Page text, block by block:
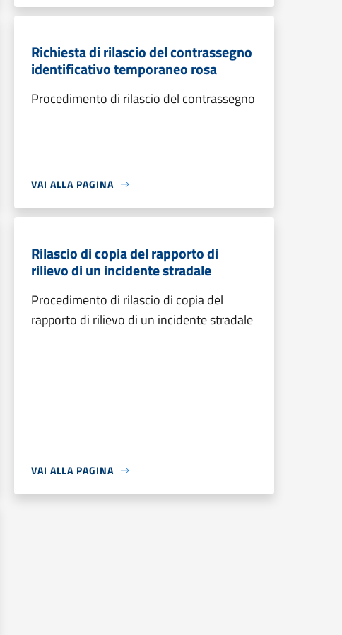
Richiesta di rilascio del contrassegno
identificativo temporaneo rosa
Procedimento di rilascio del contrassegno
VAI ALLA PAGINA
Rilascio di copia del rapporto di
rilievo di un incidente stradale
Procedimento di rilascio di copia del
rapporto di rilievo di un incidente stradale
VAI ALLA PAGINA